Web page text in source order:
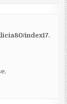
index17.